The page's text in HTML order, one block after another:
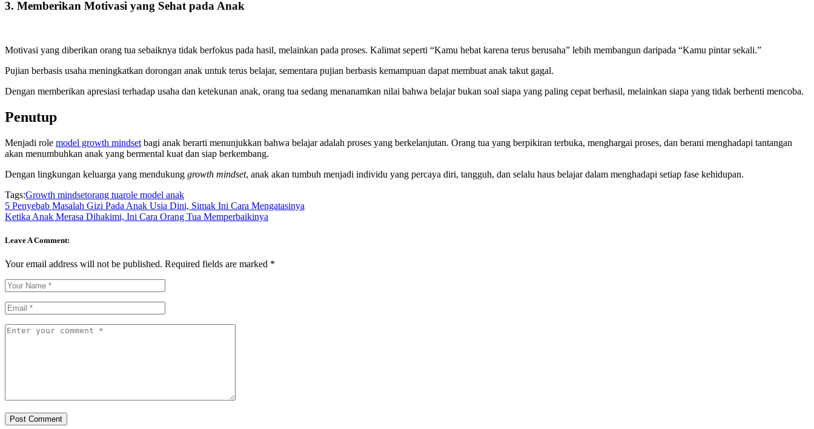
3. Memberikan Motivasi yang Sehat pada Anak
Motivasi yang diberikan orang tua sebaiknya tidak berfokus pada hasil, melainkan pada proses. Kalimat seperti “Kamu hebat karena terus berusaha” lebih membangun daripada “Kamu pintar sekali.”
Pujian berbasis usaha meningkatkan dorongan anak untuk terus belajar, sementara pujian berbasis kemampuan dapat membuat anak takut gagal.
Dengan memberikan apresiasi terhadap usaha dan ketekunan anak, orang tua sedang menanamkan nilai bahwa belajar bukan soal siapa yang paling cepat berhasil, melainkan siapa yang tidak berhenti mencoba.
Penutup
Menjadi role model growth mindset bagi anak berarti menunjukkan bahwa belajar adalah proses yang berkelanjutan. Orang tua yang berpikiran terbuka, menghargai proses, dan berani menghadapi tantangan
akan menumbuhkan anak yang bermental kuat dan siap berkembang.
Dengan lingkungan keluarga yang mendukung growth mindset, anak akan tumbuh menjadi individu yang percaya diri, tangguh, dan selalu haus belajar dalam menghadapi setiap fase kehidupan.
Tags:Growth mindsetorang tuarole model anak
5 Penyebab Masalah Gizi Pada Anak Usia Dini, Simak Ini Cara Mengatasinya
Ketika Anak Merasa Dihakimi, Ini Cara Orang Tua Memperbaikinya
Leave A Comment:
Your email address will not be published. Required fields are marked *